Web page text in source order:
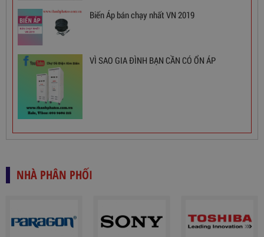
Ổn Áp 1 Pha SH 5000 II NEW 2020
3,380,000đ
Biến Áp bán chạy nhất VN 2019
VÌ SAO GIA ĐÌNH BẠN CẦN CÓ ỔN ÁP
NHÀ PHÂN PHỐI